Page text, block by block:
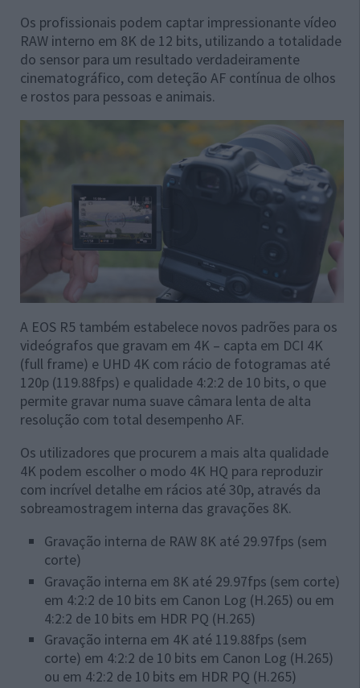
Os profissionais podem captar impressionante vídeo
RAW interno em 8K de 12 bits, utilizando a totalidade
do sensor para um resultado verdadeiramente
cinematográfico, com deteção AF contínua de olhos
e rostos para pessoas e animais.
A EOS R5 também estabelece novos padrões para os
videógrafos que gravam em 4K – capta em DCI 4K
(full frame) e UHD 4K com rácio de fotogramas até
120p (119.88fps) e qualidade 4:2:2 de 10 bits, o que
permite gravar numa suave câmara lenta de alta
resolução com total desempenho AF.
Os utilizadores que procurem a mais alta qualidade
4K podem escolher o modo 4K HQ para reproduzir
com incrível detalhe em rácios até 30p, através da
sobreamostragem interna das gravações 8K.
Gravação interna de RAW 8K até 29.97fps (sem
corte)
Gravação interna em 8K até 29.97fps (sem corte)
em 4:2:2 de 10 bits em Canon Log (H.265) ou em
4:2:2 de 10 bits em HDR PQ (H.265)
Gravação interna em 4K até 119.88fps (sem
corte) em 4:2:2 de 10 bits em Canon Log (H.265)
ou em 4:2:2 de 10 bits em HDR PQ (H.265)